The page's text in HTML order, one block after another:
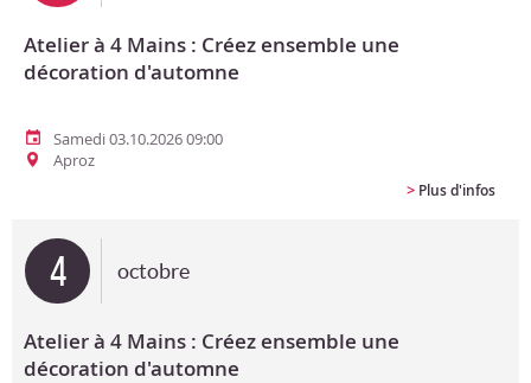
Atelier à 4 Mains : Créez ensemble une
décoration d'automne
Samedi 03.10.2026 09:00
Aproz
> Plus d'infos
4 octobre
Atelier à 4 Mains : Créez ensemble une
décoration d'automne